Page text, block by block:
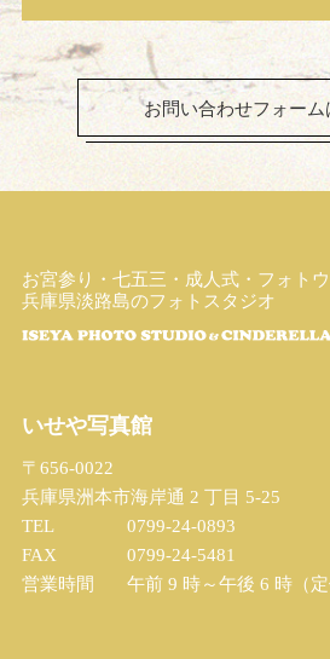
お問い合わせフォーム
お宮参り・七五三・成人式・フォト
兵庫県淡路島のフォトスタジオ
いせや写真館
〒656-0022
兵庫県洲本市海岸通 2 丁目 5-25
TEL
0799-24-0893
FAX
0799-24-5481
営業時間
午前 9 時～午後 6 時（定